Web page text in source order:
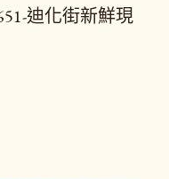
迪化街新鮮現